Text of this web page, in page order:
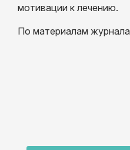
мотивации к лечению.
По материалам журнала